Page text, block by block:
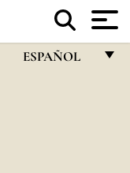
ESPAÑOL